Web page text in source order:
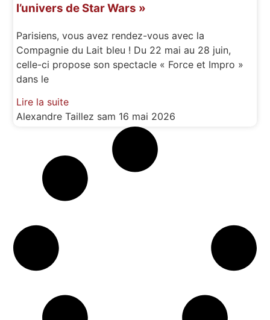
l’univers de Star Wars »
Parisiens, vous avez rendez-vous avec la
Compagnie du Lait bleu ! Du 22 mai au 28 juin,
celle-ci propose son spectacle « Force et Impro »
dans le
Lire la suite
Alexandre Taillez sam 16 mai 2026